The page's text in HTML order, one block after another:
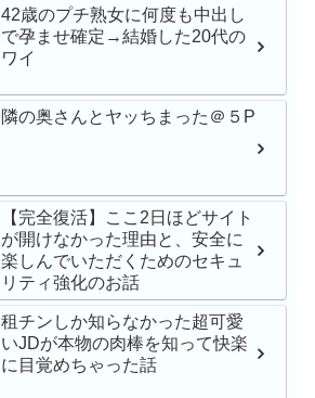
42歳のプチ熟女に何度も中出し
で孕ませ確定→結婚した20代の
ワイ
隣の奥さんとヤッちまった＠５P
【完全復活】ここ2日ほどサイト
が開けなかった理由と、安全に
楽しんでいただくためのセキュ
リティ強化のお話
租チンしか知らなかった超可愛
いJDが本物の肉棒を知って快楽
に目覚めちゃった話
最強ヒロインAV初体
MFCS-149 刺激を求
Gcup元カノ あまちゅ
REC＃みき＃OL
苦手な同僚と飲み会
でワンナイト 人生最
小湊よつ葉